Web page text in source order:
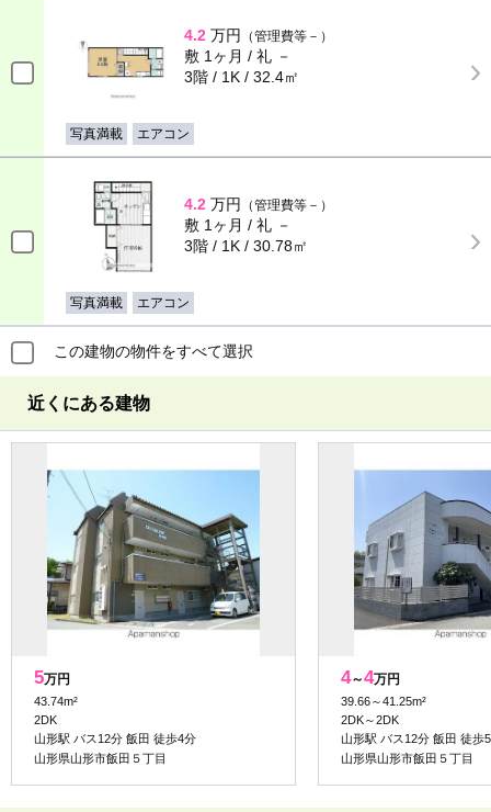
4.2 万円 （管理費等－）
敷 1ヶ月 / 礼 －
3階 / 1K / 32.4㎡
写真満載 エアコン
4.2 万円 （管理費等－）
敷 1ヶ月 / 礼 －
3階 / 1K / 30.78㎡
写真満載 エアコン
この建物の物件をすべて選択
近くにある建物
5万円
43.74m²
2DK
山形駅 バス12分 飯田 徒歩4分
山形県山形市飯田５丁目
4～4万円
39.66～41.25m²
2DK～2DK
山形駅 バス12分 飯田 徒歩
山形県山形市飯田５丁目